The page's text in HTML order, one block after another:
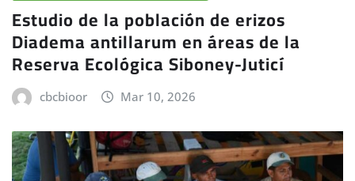
Estudio de la población de erizos
Diadema antillarum en áreas de la
Reserva Ecológica Siboney-Juticí
cbcbioor Mar 10, 2026